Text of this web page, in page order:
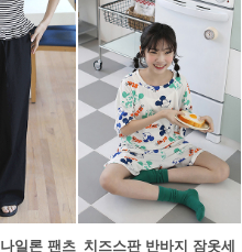
일론 팬츠 치즈스판 반바지 잠옷세